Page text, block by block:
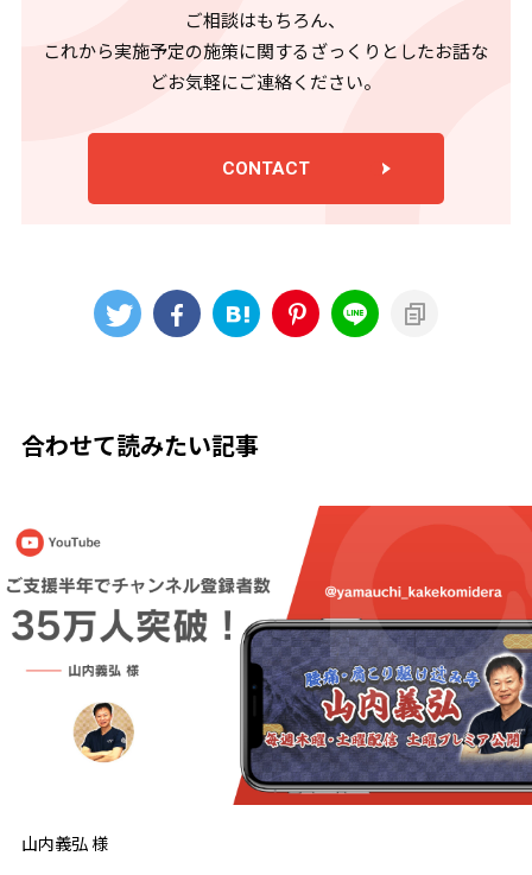
ご相談はもちろん、
これから実施予定の施策に関するざっくりとしたお話な
どお気軽にご連絡ください。
CONTACT
合わせて読みたい記事
山内義弘 様